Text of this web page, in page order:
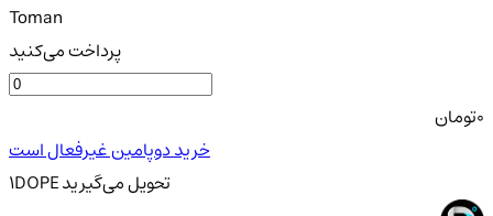
Toman
پرداخت می‌کنید
تومان
خرید دوپامین غیرفعال است
1DOPE تحویلمی‌گیرید